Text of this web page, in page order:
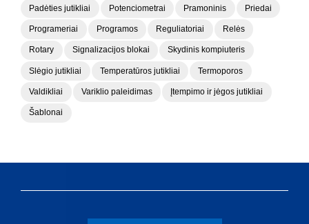
Padėties jutikliai Potenciometrai Pramoninis Priedai
Programeriai Programos Reguliatoriai Relės
Rotary Signalizacijos blokai Skydinis kompiuteris
Slėgio jutikliai Temperatūros jutikliai Termoporos
Valdikliai Variklio paleidimas Įtempimo ir jėgos jutikliai
Šablonai